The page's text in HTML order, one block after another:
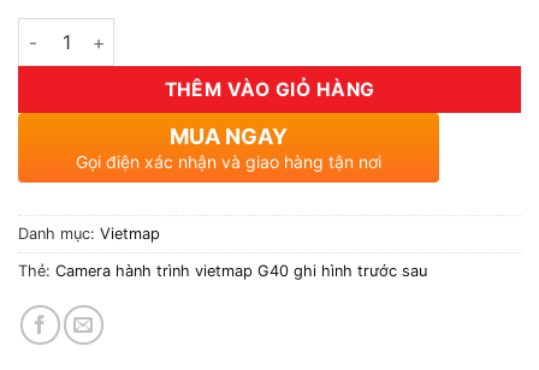
Số lượng
THÊM VÀO GIỎ HÀNG
MUA NGAY
Gọi điện xác nhận và giao hàng tận nơi
Danh mục: Vietmap
Thẻ: Camera hành trình vietmap G40 ghi hình trước sau